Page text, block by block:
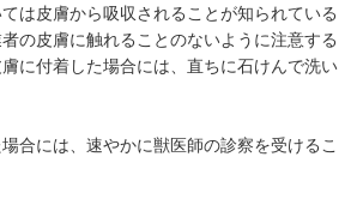
は皮膚から吸収されることが知られている
の皮膚に触れることのないように注意する
に付着した場合には、直ちに石けんで洗い
合には、速やかに獣医師の診察を受けるこ